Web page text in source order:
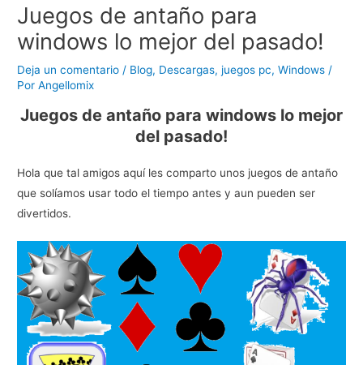
Juegos de antaño para
windows lo mejor del pasado!
Deja un comentario / Blog, Descargas,juegos pc,Windows /
PorAngellomix
Juegos de antaño para windows lo mejor
del pasado!
Hola que tal amigos aquí les comparto unos juegos de antaño
que solíamos usar todo el tiempo antes y aun pueden ser
divertidos.